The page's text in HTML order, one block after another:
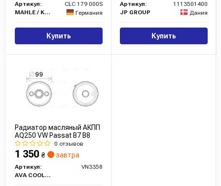
Артикул:
CLC 179 000S
MAHLE / KNECHT
Германия
Купить
Артикул:
1113501400
JP GROUP
Дания
Купить
Радиатор масляный АКПП
AQ250 VW Passat B7 B8
0 отзывов
1 350 ₴ завтра
Артикул:
VN3358
AVA COOLING